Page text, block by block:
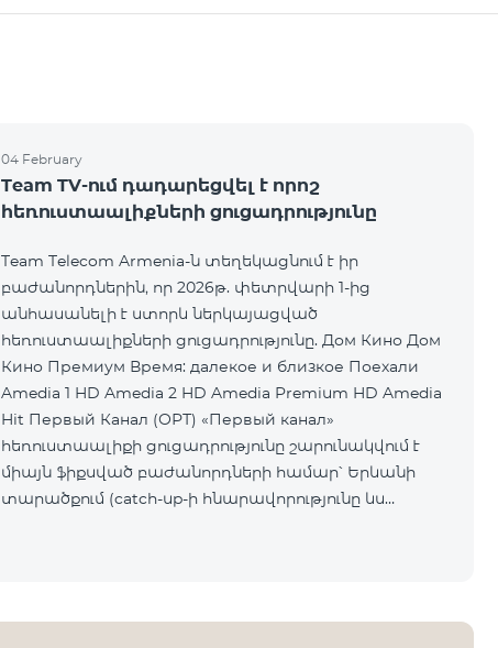
04 February
Team TV-ում դադարեցվել է որոշ
հեռուստաալիքների ցուցադրությունը
Team Telecom Armenia-ն տեղեկացնում է իր
բաժանորդներին, որ 2026թ. փետրվարի 1-ից
անհասանելի է ստորև ներկայացված
հեռուստաալիքների ցուցադրությունը. Дом Кино Дом
Кино Премиум Время: далекое и близкое Поехали
Amedia 1 HD Amedia 2 HD Amedia Premium HD Amedia
Hit Первый Канал (ОРТ) «Первый канал»
հեռուստաալիքի ցուցադրությունը շարունակվում է
միայն ֆիքսված բաժանորդների համար՝ Երևանի
տարածքում (catch-up-ի հնարավորությունը ևս